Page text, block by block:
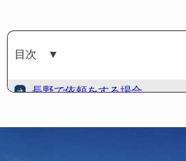
目次 ▼
長野で依頼をする場合。
体験談、長野の相談事例